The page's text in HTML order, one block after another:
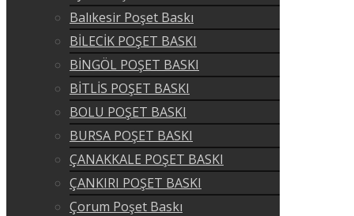
Balıkesir Poşet Baskı
BİLECİK POŞET BASKI
BİNGÖL POŞET BASKI
BİTLİS POŞET BASKI
BOLU POŞET BASKI
BURSA POŞET BASKI
ÇANAKKALE POŞET BASKI
ÇANKIRI POŞET BASKI
Çorum Poşet Baskı